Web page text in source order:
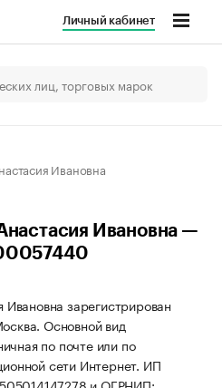
Личный кабинет
Ивановна
Ивановна —
зарегистрирован
Основной вид
по почте или по
сети Интернет. ИП